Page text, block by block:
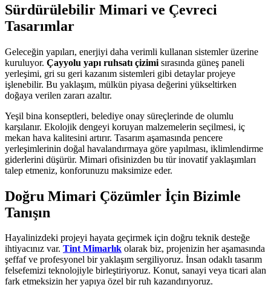
Sürdürülebilir Mimari ve Çevreci
Tasarımlar
Geleceğin yapıları, enerjiyi daha verimli kullanan sistemler üzerine
kuruluyor. Çayyolu yapı ruhsatı çizimi sırasında güneş paneli
yerleşimi, gri su geri kazanım sistemleri gibi detaylar projeye
işlenebilir. Bu yaklaşım, mülkün piyasa değerini yükseltirken
doğaya verilen zararı azaltır.
Yeşil bina konseptleri, belediye onay süreçlerinde de olumlu
karşılanır. Ekolojik dengeyi koruyan malzemelerin seçilmesi, iç
mekan hava kalitesini artırır. Tasarım aşamasında pencere
yerleşimlerinin doğal havalandırmaya göre yapılması, iklimlendirme
giderlerini düşürür. Mimari ofisinizden bu tür inovatif yaklaşımları
talep etmeniz, konforunuzu maksimize eder.
Doğru Mimari Çözümler İçin Bizimle
Tanışın
Hayalinizdeki projeyi hayata geçirmek için doğru teknik desteğe
ihtiyacınız var. Tint Mimarlık olarak biz, projenizin her aşamasında
şeffaf ve profesyonel bir yaklaşım sergiliyoruz. İnsan odaklı tasarım
felsefemizi teknolojiyle birleştiriyoruz. Konut, sanayi veya ticari alan
fark etmeksizin her yapıya özel bir ruh kazandırıyoruz.